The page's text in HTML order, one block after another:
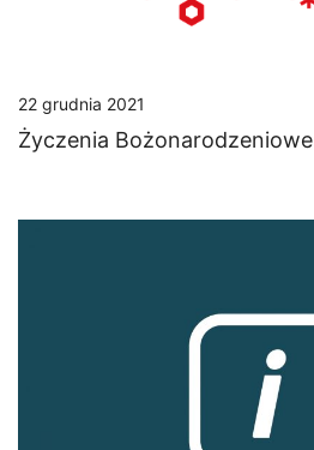
22 grudnia 2021
Życzenia Bożonarodzeniowe